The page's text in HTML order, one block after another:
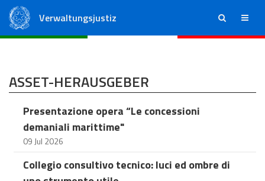
Verwaltungsjustiz ricerca menu
ASSET-HERAUSGEBER
Presentazione opera “Le concessioni
demaniali marittime"
09 Jul 2026
Collegio consultivo tecnico: luci ed ombre di